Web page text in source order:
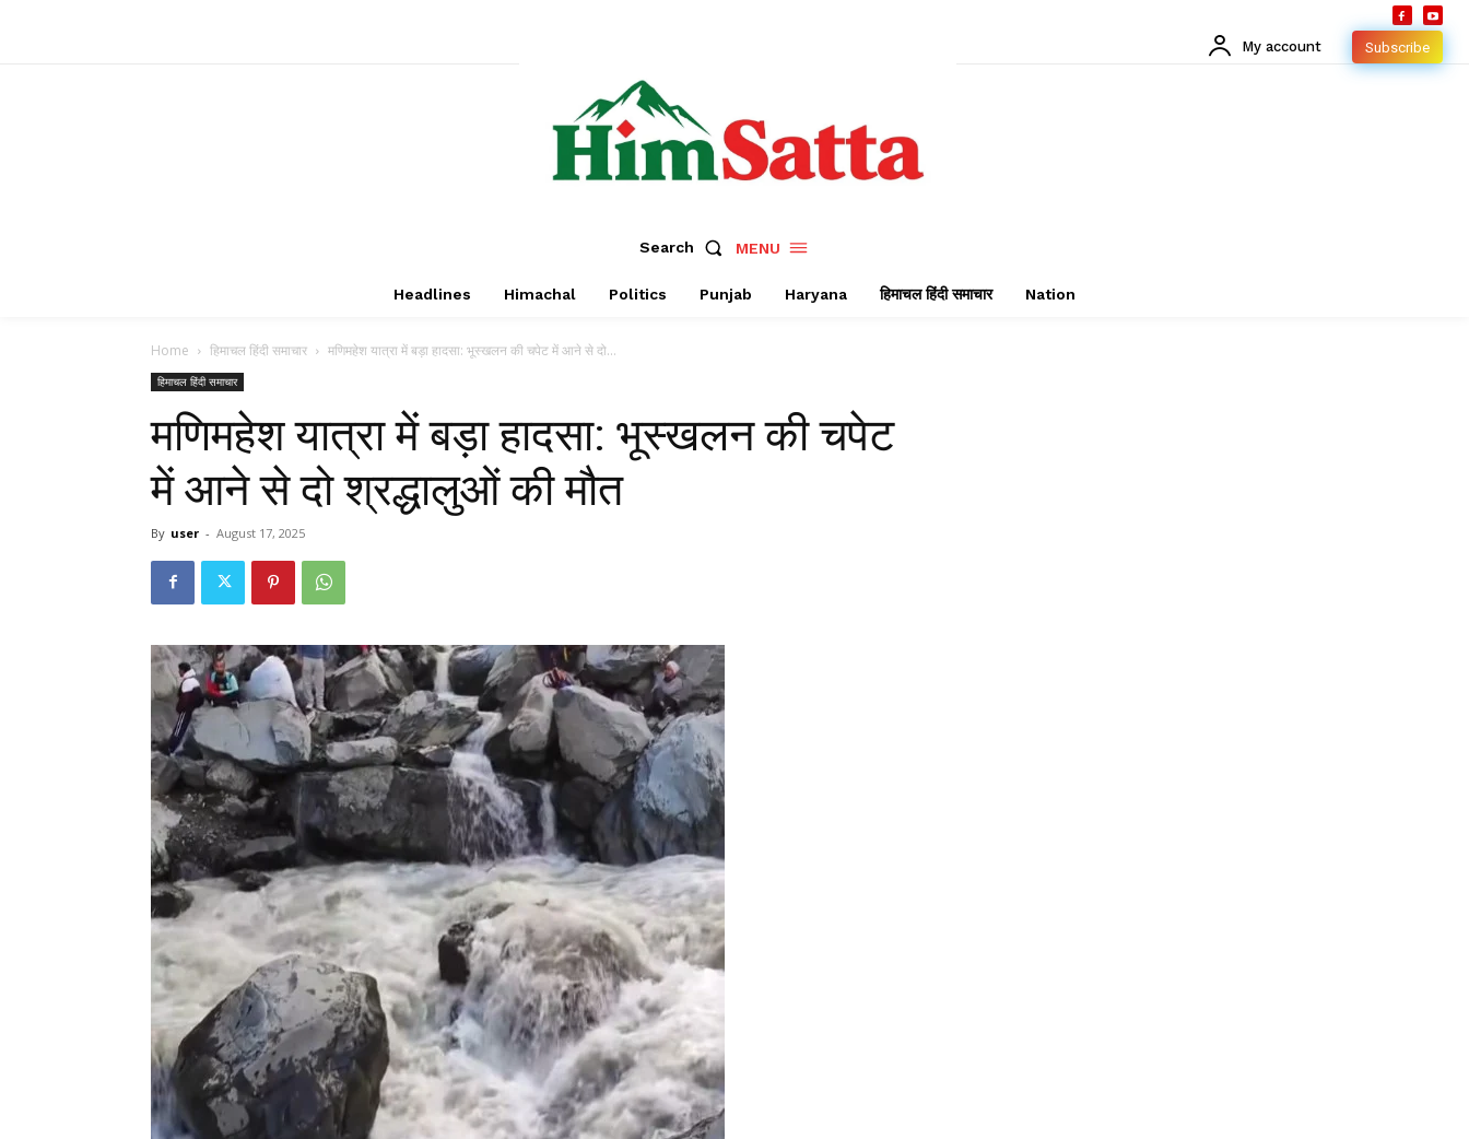
My account Subscribe
Search MENU
Headlines Himachal Politics Punjab Haryana हिमाचल हिंदी समाचार Nation
Home हिमाचल हिंदी समाचार मणिमहेश यात्रा में बड़ा हादसा: भूस्खलन की चपेट में आने से दो...
हिमाचल हिंदी समाचार
मणिमहेश यात्रा में बड़ा हादसा: भूस्खलन की चपेट
में आने से दो श्रद्धालुओं की मौत
By user - August 17, 2025